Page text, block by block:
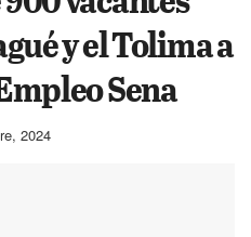
y el Tolima a
Sena
2024